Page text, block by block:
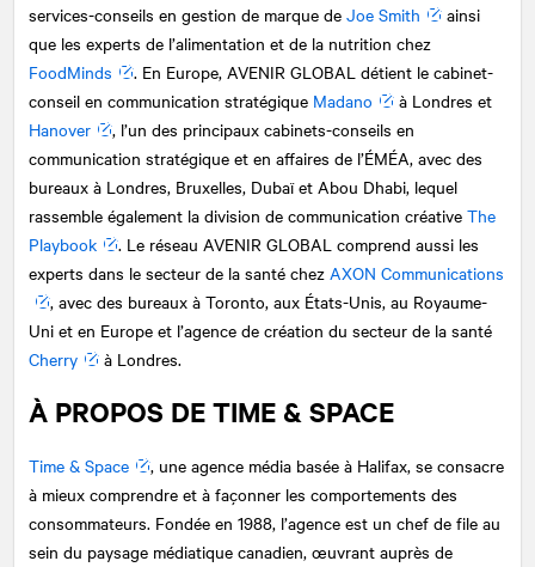
services-conseils en gestion de marque de Joe Smith
ainsi
que les experts de l’alimentation et de la nutrition chez
FoodMinds
. En Europe, AVENIR GLOBAL détient le cabinet-
conseil en communication stratégique Madano
à Londres et
Hanover
, l’un des principaux cabinets-conseils en
communication stratégique et en affaires de l’ÉMÉA, avec des
bureaux à Londres, Bruxelles, Dubaï et Abou Dhabi, lequel
rassemble également la division de communication créative The
Playbook
. Le réseau AVENIR GLOBAL comprend aussi les
experts dans le secteur de la santé chez AXON Communications
, avec des bureaux à Toronto, aux États-Unis, au Royaume-
Uni et en Europe et l’agence de création du secteur de la santé
Cherry
à Londres.
À PROPOS DE TIME & SPACE
Time & Space
, une agence média basée à Halifax, se consacre
à mieux comprendre et à façonner les comportements des
consommateurs. Fondée en 1988, l’agence est un chef de file au
sein du paysage médiatique canadien, œuvrant auprès de